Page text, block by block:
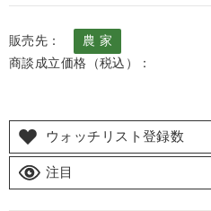
販売先：
農 家
商談成立価格（税込）：
ウォッチリスト登録数
注目